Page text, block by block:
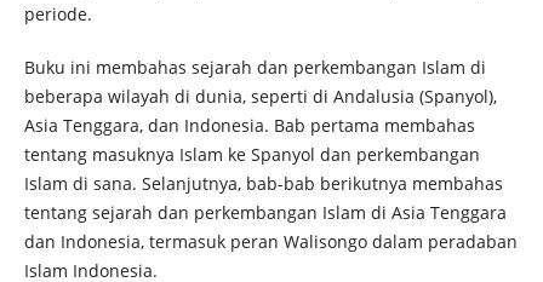
periode.
Buku ini membahas sejarah dan perkembangan Islam di
beberapa wilayah di dunia, seperti di Andalusia (Spanyol),
Asia Tenggara, dan Indonesia. Bab pertama membahas
tentang masuknya Islam ke Spanyol dan perkembangan
Islam di sana. Selanjutnya, bab-bab berikutnya membahas
tentang sejarah dan perkembangan Islam di Asia Tenggara
dan Indonesia, termasuk peran Walisongo dalam peradaban
Islam Indonesia.